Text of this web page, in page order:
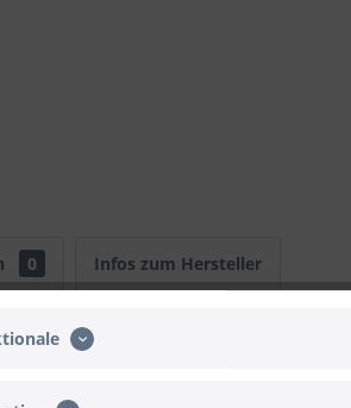
0 Infos zum Hersteller
2m
Schriftzug